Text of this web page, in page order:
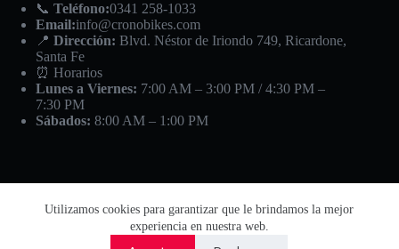
Utilizamos cookies para garantizar que le brindamos la mejor
experiencia en nuestra web.
📞 Teléfono:0341 258-1033
Email:info@cronobikes.com
📍 Dirección: Blvd. Néstor de Iriondo 749, Ricardone,
Santa Fe
⏰ Horarios
Lunes a Viernes: 7:00 AM – 3:00 PM / 4:30 PM –
7:30 PM
Sábados: 8:00 AM – 1:00 PM